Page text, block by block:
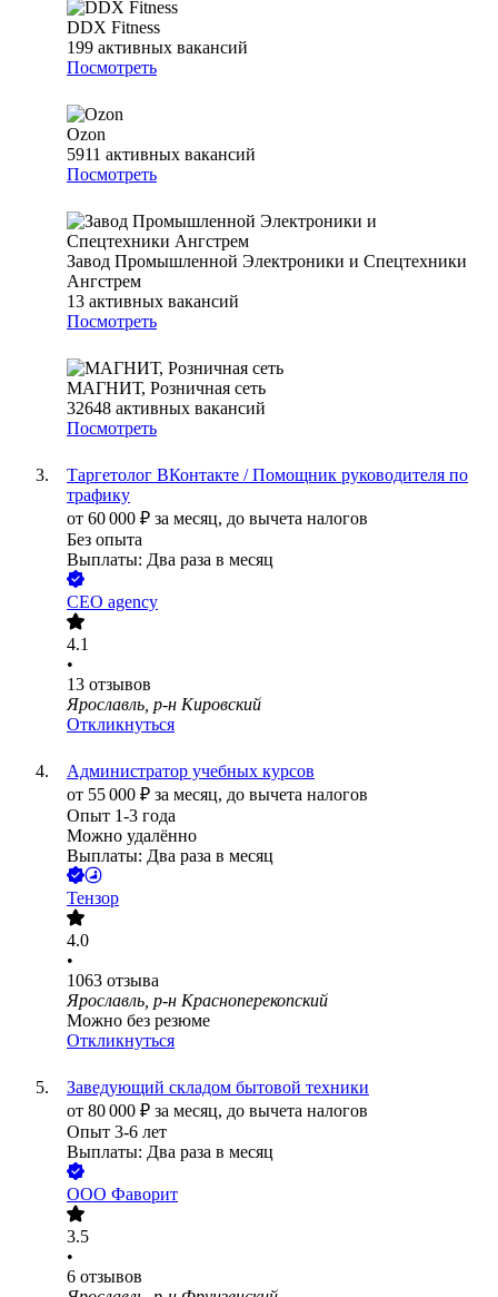
DDX Fitness
199 активных вакансий
Посмотреть
Ozon
5911 активных вакансий
Посмотреть
Завод Промышленной Электроники и Спецтехники
Ангстрем
13 активных вакансий
Посмотреть
МАГНИТ, Розничная сеть
32648 активных вакансий
Посмотреть
Таргетолог ВКонтакте / Помощник руководителя по
трафику
от 60 000 ₽ за месяц, до вычета налогов
Без опыта
Выплаты: Два раза в месяц
CEO agency
4.1
•
13 отзывов
Ярославль, р-н Кировский
Откликнуться
Администратор учебных курсов
от 55 000 ₽ за месяц, до вычета налогов
Опыт 1-3 года
Можно удалённо
Выплаты: Два раза в месяц
Тензор
4.0
•
1063 отзыва
Ярославль, р-н Красноперекопский
Можно без резюме
Откликнуться
Заведующий складом бытовой техники
от 80 000 ₽ за месяц, до вычета налогов
Опыт 3-6 лет
Выплаты: Два раза в месяц
ООО Фаворит
3.5
•
6 отзывов